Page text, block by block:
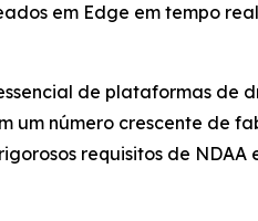
em Edge em tempo
de plataformas de
um número crescente de
requisitos de NDAA